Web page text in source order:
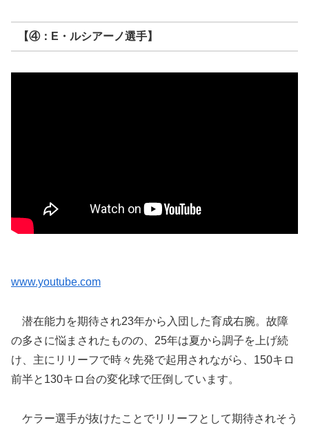
【④：E・ルシアーノ選手】
www.youtube.com
潜在能力を期待され23年から入団した育成右腕。故障
の多さに悩まされたものの、25年は夏から調子を上げ続
け、主にリリーフで時々先発で起用されながら、150キロ
前半と130キロ台の変化球で圧倒しています。
ケラー選手が抜けたことでリリーフとして期待されそう